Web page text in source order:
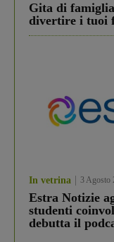
Gita di
divertire i tuoi
In vetrina 3 Agosto
Estra Notizie
studenti
debutta il